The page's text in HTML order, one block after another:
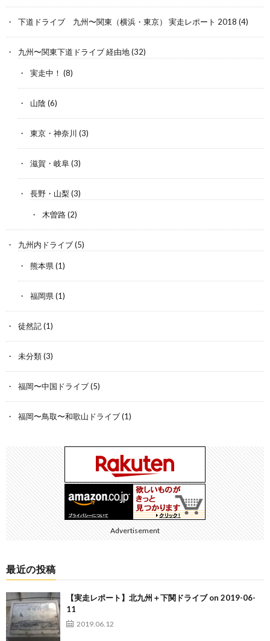
下道ドライブ 九州〜関東（横浜・東京） 実走レポート 2018 (4)
九州〜関東下道ドライブ 経由地(32)
実走中！ (8)
山陰(6)
東京・神奈川 (3)
滋賀・岐阜(3)
長野・山梨(3)
木曽路(2)
九州内ドライブ(5)
熊本県(1)
福岡県(1)
徒然記(1)
未分類(3)
福岡〜中国ドライブ(5)
福岡〜鳥取〜和歌山ドライブ(1)
Advertisement
最近の投稿
【実走レポート】北九州＋下関ドライブ on 2019-06-
11
2019.06.12